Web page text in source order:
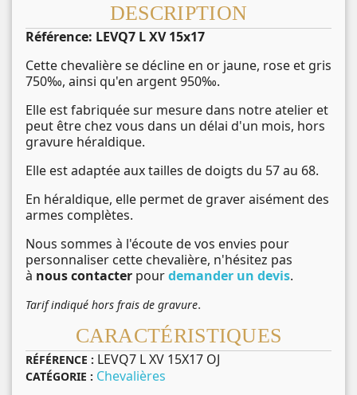
DESCRIPTION
Référence: LEVQ7 L XV 15x17
Cette chevalière se décline en or jaune, rose et gris
750‰, ainsi qu'en argent 950‰.
Elle est fabriquée sur mesure dans notre atelier et
peut être chez vous dans un délai d'un mois, hors
gravure héraldique.
Elle est adaptée aux tailles de doigts du 57 au 68.
En héraldique, elle permet de graver aisément des
armes complètes.
Nous sommes à l'écoute de vos envies pour
personnaliser cette chevalière, n'hésitez pas
à nous contacter pourdemander un devis.
Tarif indiqué hors frais de gravure.
CARACTÉRISTIQUES
RÉFÉRENCE : LEVQ7 L XV 15X17 OJ
CATÉGORIE : Chevalières